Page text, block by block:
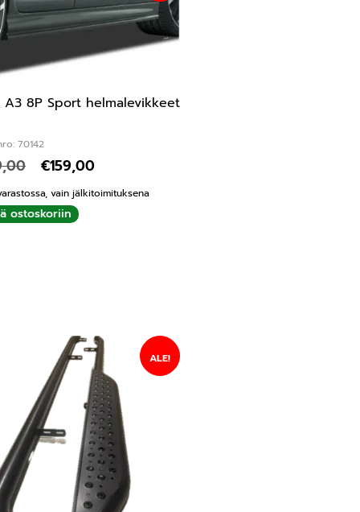
8P Sport helmalevikkeet
70142
€159,00
vain jälkitoimituksena
ostoskoriin
ALE!